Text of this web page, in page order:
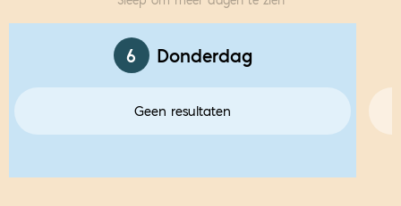
6 Donderdag
Geen resultaten